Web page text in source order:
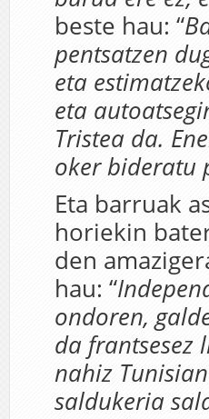
beste hau: “
pentsatzen
eta
eta
Tristea da.
oker bideratu
Eta barruak
horiekin
den
hau: “
ondoren,
da frantsesez
nahiz
saldukeria